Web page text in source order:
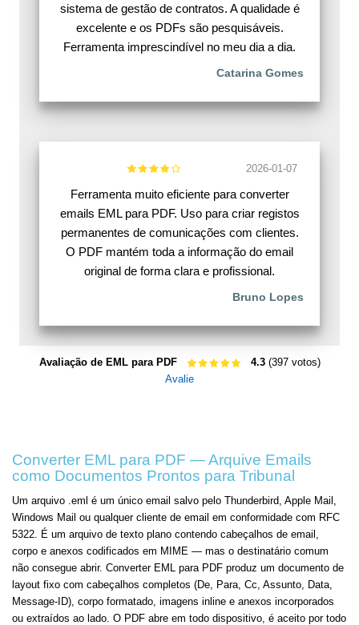
sistema de gestão de contratos. A qualidade é
excelente e os PDFs são pesquisáveis.
Ferramenta imprescindível no meu dia a dia.
Catarina Gomes
2026-01-07
Ferramenta muito eficiente para converter
emails EML para PDF. Uso para criar registos
permanentes de comunicações com clientes.
O PDF mantém toda a informação do email
original de forma clara e profissional.
Bruno Lopes
Avaliação de EML para PDF 4.3(397 votos)
Avalie
Converter EML para PDF — Arquive Emails
como Documentos Prontos para Tribunal
Um arquivo .eml é um único email salvo pelo Thunderbird, Apple Mail,
Windows Mail ou qualquer cliente de email em conformidade com RFC
5322. É um arquivo de texto plano contendo cabeçalhos de email,
corpo e anexos codificados em MIME — mas o destinatário comum
não consegue abrir. Converter EML para PDF produz um documento de
layout fixo com cabeçalhos completos (De, Para, Cc, Assunto, Data,
Message-ID), corpo formatado, imagens inline e anexos incorporados
ou extraídos ao lado. O PDF abre em todo dispositivo, é aceito por todo